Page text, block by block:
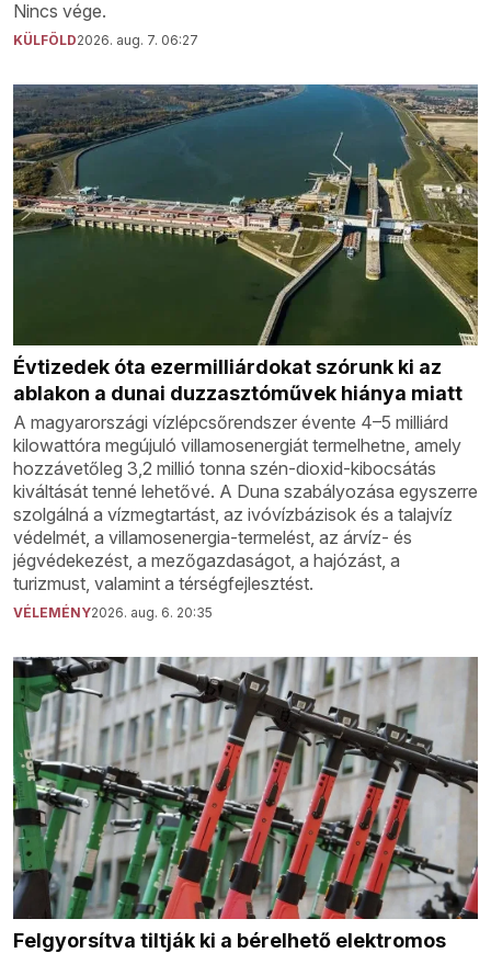
Nincs vége.
KÜLFÖLD2026. aug. 7. 06:27
Évtizedek óta ezermilliárdokat szórunk ki az
ablakon a dunai duzzasztóművek hiánya miatt
A magyarországi vízlépcsőrendszer évente 4–5 milliárd
kilowattóra megújuló villamosenergiát termelhetne, amely
hozzávetőleg 3,2 millió tonna szén-dioxid-kibocsátás
kiváltását tenné lehetővé. A Duna szabályozása egyszerre
szolgálná a vízmegtartást, az ivóvízbázisok és a talajvíz
védelmét, a villamosenergia-termelést, az árvíz- és
jégvédekezést, a mezőgazdaságot, a hajózást, a
turizmust, valamint a térségfejlesztést.
VÉLEMÉNY2026. aug. 6. 20:35
Felgyorsítva tiltják ki a bérelhető elektromos